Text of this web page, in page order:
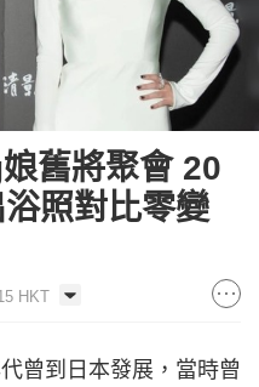
舊將聚會 20
照對比零變
HKT
曾到日本發展，當時曾